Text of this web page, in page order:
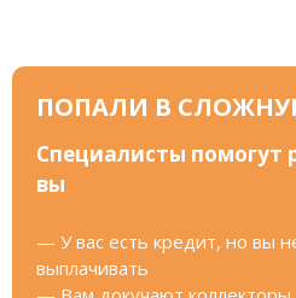
ПОПАЛИ В
Специалисты помогут
вы
— У вас есть кредит, но вы
выплачивать